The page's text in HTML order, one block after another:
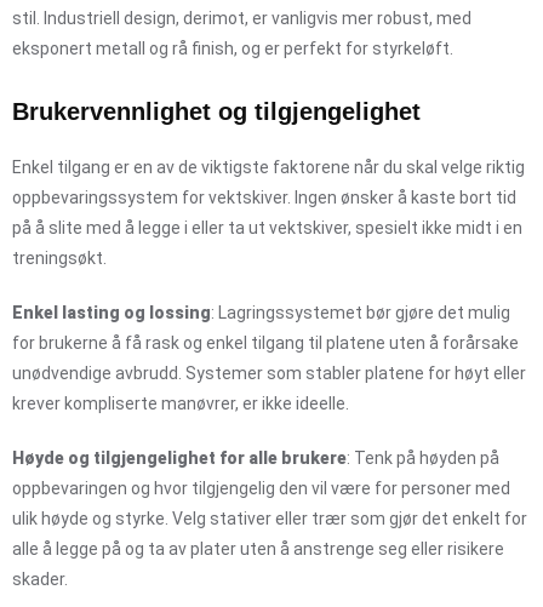
stil. Industriell design, derimot, er vanligvis mer robust, med
eksponert metall og rå finish, og er perfekt for styrkeløft.
Brukervennlighet og tilgjengelighet
Enkel tilgang er en av de viktigste faktorene når du skal velge riktig
oppbevaringssystem for vektskiver. Ingen ønsker å kaste bort tid
på å slite med å legge i eller ta ut vektskiver, spesielt ikke midt i en
treningsøkt.
Enkel lasting og lossing: Lagringssystemet bør gjøre det mulig
for brukerne å få rask og enkel tilgang til platene uten å forårsake
unødvendige avbrudd. Systemer som stabler platene for høyt eller
krever kompliserte manøvrer, er ikke ideelle.
Høyde og tilgjengelighet for alle brukere: Tenk på høyden på
oppbevaringen og hvor tilgjengelig den vil være for personer med
ulik høyde og styrke. Velg stativer eller trær som gjør det enkelt for
alle å legge på og ta av plater uten å anstrenge seg eller risikere
skader.